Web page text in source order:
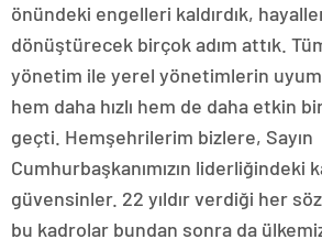
önündeki engelleri kaldırdık,
dönüştürecek birçok adım attık.
yönetim ile yerel yönetimlerin
hem daha hızlı hem de daha etkin
geçti. Hemşehrilerim bizlere, Sayın
Cumhurbaşkanımızın liderliğindeki
güvensinler. 22 yıldır verdiği her
bu kadrolar bundan sonra da